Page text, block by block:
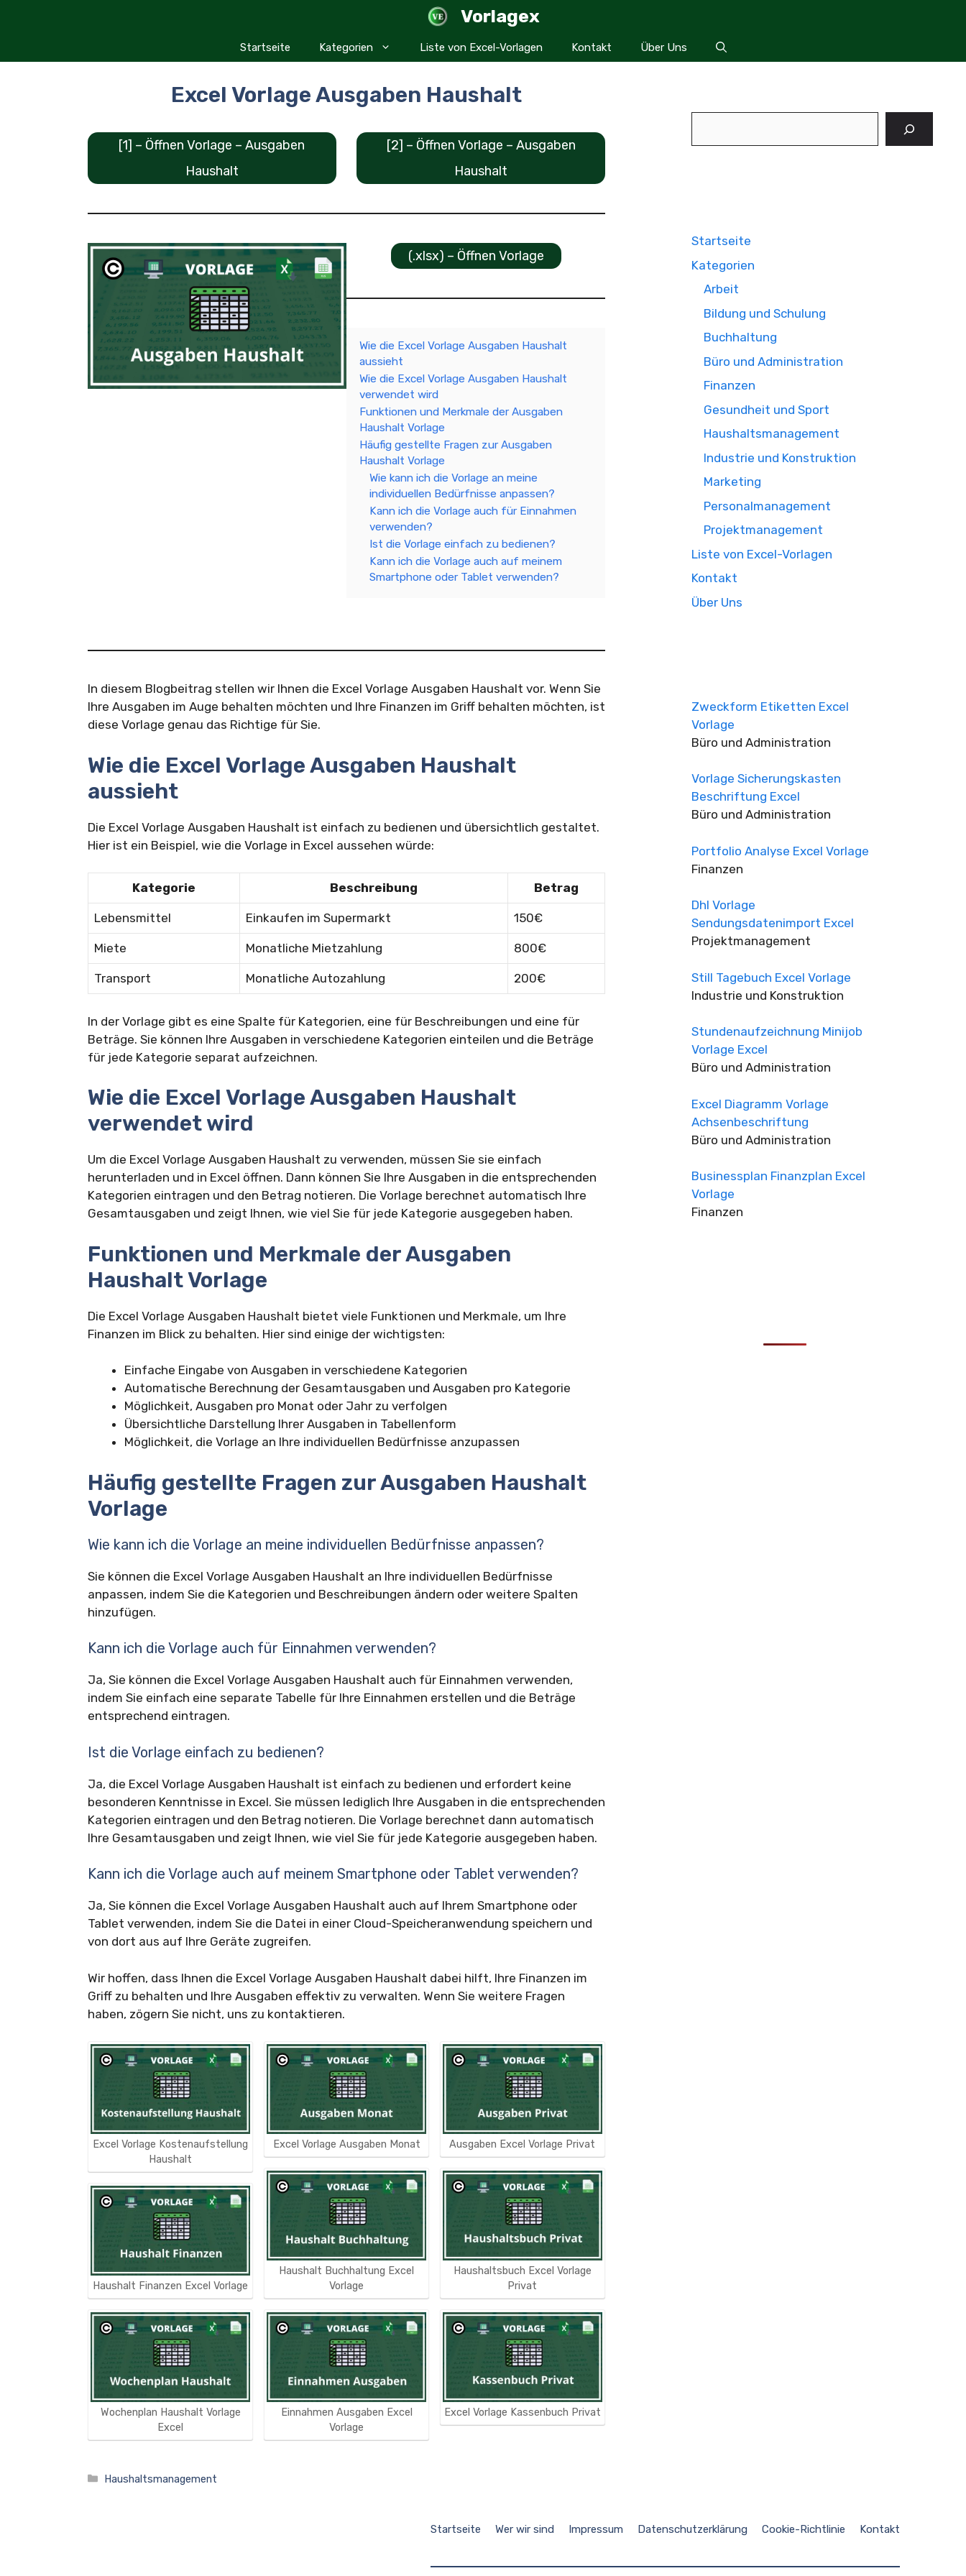
Vorlagex
Startseite Kategorien Liste von Excel-Vorlagen Kontakt Über Uns
Excel Vorlage Ausgaben Haushalt
[1] – Öffnen Vorlage – Ausgaben
Haushalt
[2] – Öffnen Vorlage – Ausgaben
Haushalt
(.xlsx) – Öffnen Vorlage
Wie die Excel Vorlage Ausgaben Haushalt
aussieht
Wie die Excel Vorlage Ausgaben Haushalt
verwendet wird
Funktionen und Merkmale der Ausgaben
Haushalt Vorlage
Häufig gestellte Fragen zur Ausgaben
Haushalt Vorlage
Wie kann ich die Vorlage an meine
individuellen Bedürfnisse anpassen?
Kann ich die Vorlage auch für Einnahmen
verwenden?
Ist die Vorlage einfach zu bedienen?
Kann ich die Vorlage auch auf meinem
Smartphone oder Tablet verwenden?
In diesem Blogbeitrag stellen wir Ihnen die Excel Vorlage Ausgaben Haushalt vor. Wenn Sie
Ihre Ausgaben im Auge behalten möchten und Ihre Finanzen im Griff behalten möchten, ist
diese Vorlage genau das Richtige für Sie.
Wie die Excel Vorlage Ausgaben Haushalt
aussieht
Die Excel Vorlage Ausgaben Haushalt ist einfach zu bedienen und übersichtlich gestaltet.
Hier ist ein Beispiel, wie die Vorlage in Excel aussehen würde:
Kategorie Beschreibung Betrag
Lebensmittel Einkaufen im Supermarkt 150€
Miete Monatliche Mietzahlung 800€
Transport Monatliche Autozahlung 200€
In der Vorlage gibt es eine Spalte für Kategorien, eine für Beschreibungen und eine für
Beträge. Sie können Ihre Ausgaben in verschiedene Kategorien einteilen und die Beträge
für jede Kategorie separat aufzeichnen.
Wie die Excel Vorlage Ausgaben Haushalt
verwendet wird
Um die Excel Vorlage Ausgaben Haushalt zu verwenden, müssen Sie sie einfach
herunterladen und in Excel öffnen. Dann können Sie Ihre Ausgaben in die entsprechenden
Kategorien eintragen und den Betrag notieren. Die Vorlage berechnet automatisch Ihre
Gesamtausgaben und zeigt Ihnen, wie viel Sie für jede Kategorie ausgegeben haben.
Funktionen und Merkmale der Ausgaben
Haushalt Vorlage
Die Excel Vorlage Ausgaben Haushalt bietet viele Funktionen und Merkmale, um Ihre
Finanzen im Blick zu behalten. Hier sind einige der wichtigsten:
Einfache Eingabe von Ausgaben in verschiedene Kategorien
Automatische Berechnung der Gesamtausgaben und Ausgaben pro Kategorie
Möglichkeit, Ausgaben pro Monat oder Jahr zu verfolgen
Übersichtliche Darstellung Ihrer Ausgaben in Tabellenform
Möglichkeit, die Vorlage an Ihre individuellen Bedürfnisse anzupassen
Häufig gestellte Fragen zur Ausgaben Haushalt
Vorlage
Wie kann ich die Vorlage an meine individuellen Bedürfnisse anpassen?
Sie können die Excel Vorlage Ausgaben Haushalt an Ihre individuellen Bedürfnisse
anpassen, indem Sie die Kategorien und Beschreibungen ändern oder weitere Spalten
hinzufügen.
Kann ich die Vorlage auch für Einnahmen verwenden?
Ja, Sie können die Excel Vorlage Ausgaben Haushalt auch für Einnahmen verwenden,
indem Sie einfach eine separate Tabelle für Ihre Einnahmen erstellen und die Beträge
entsprechend eintragen.
Ist die Vorlage einfach zu bedienen?
Ja, die Excel Vorlage Ausgaben Haushalt ist einfach zu bedienen und erfordert keine
besonderen Kenntnisse in Excel. Sie müssen lediglich Ihre Ausgaben in die entsprechenden
Kategorien eintragen und den Betrag notieren. Die Vorlage berechnet dann automatisch
Ihre Gesamtausgaben und zeigt Ihnen, wie viel Sie für jede Kategorie ausgegeben haben.
Kann ich die Vorlage auch auf meinem Smartphone oder Tablet verwenden?
Ja, Sie können die Excel Vorlage Ausgaben Haushalt auch auf Ihrem Smartphone oder
Tablet verwenden, indem Sie die Datei in einer Cloud-Speicheranwendung speichern und
von dort aus auf Ihre Geräte zugreifen.
Wir hoffen, dass Ihnen die Excel Vorlage Ausgaben Haushalt dabei hilft, Ihre Finanzen im
Griff zu behalten und Ihre Ausgaben effektiv zu verwalten. Wenn Sie weitere Fragen
haben, zögern Sie nicht, uns zu kontaktieren.
Excel Vorlage Kostenaufstellung
Haushalt
Haushalt Finanzen Excel Vorlage
Wochenplan Haushalt Vorlage
Excel
Excel Vorlage Ausgaben Monat
Haushalt Buchhaltung Excel
Vorlage
Einnahmen Ausgaben Excel
Vorlage
Ausgaben Excel Vorlage Privat
Haushaltsbuch Excel Vorlage
Privat
Excel Vorlage Kassenbuch Privat
Kategorien
Haushaltsmanagement
Startseite
Kategorien
Arbeit
Bildung und Schulung
Buchhaltung
Büro und Administration
Finanzen
Gesundheit und Sport
Haushaltsmanagement
Industrie und Konstruktion
Marketing
Personalmanagement
Projektmanagement
Liste von Excel-Vorlagen
Kontakt
Über Uns
Zweckform Etiketten Excel
Vorlage
Büro und Administration
Vorlage Sicherungskasten
Beschriftung Excel
Büro und Administration
Portfolio Analyse Excel Vorlage
Finanzen
Dhl Vorlage
Sendungsdatenimport Excel
Projektmanagement
Still Tagebuch Excel Vorlage
Industrie und Konstruktion
Stundenaufzeichnung Minijob
Vorlage Excel
Büro und Administration
Excel Diagramm Vorlage
Achsenbeschriftung
Büro und Administration
Businessplan Finanzplan Excel
Vorlage
Finanzen
Startseite Wer wir sind Impressum Datenschutzerklärung Cookie-Richtlinie Kontakt